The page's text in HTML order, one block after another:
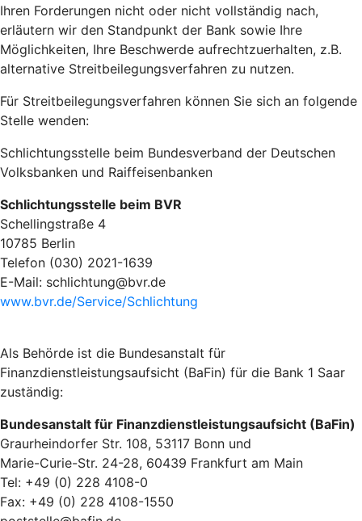
Ihren Forderungen nicht oder nicht vollständig nach,
erläutern wir den Standpunkt der Bank sowie Ihre
Möglichkeiten, Ihre Beschwerde aufrechtzuerhalten, z.B.
alternative Streitbeilegungsverfahren zu nutzen.
Für Streitbeilegungsverfahren können Sie sich an folgende
Stelle wenden:
Schlichtungsstelle beim Bundesverband der Deutschen
Volksbanken und Raiffeisenbanken
Schlichtungsstelle beim BVR
Schellingstraße 4
10785 Berlin
Telefon (030) 2021-1639
E-Mail: schlichtung@bvr.de
www.bvr.de/Service/Schlichtung
Als Behörde ist die Bundesanstalt für
Finanzdienstleistungsaufsicht (BaFin) für die Bank 1 Saar
zuständig:
Bundesanstalt für Finanzdienstleistungsaufsicht (BaFin)
Graurheindorfer Str. 108, 53117 Bonn und
Marie-Curie-Str. 24-28, 60439 Frankfurt am Main
Tel: +49 (0) 228 4108-0
Fax: +49 (0) 228 4108-1550